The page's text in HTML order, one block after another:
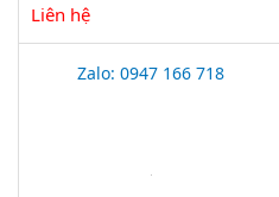
Liên hệ
Zalo: 0947 166 718